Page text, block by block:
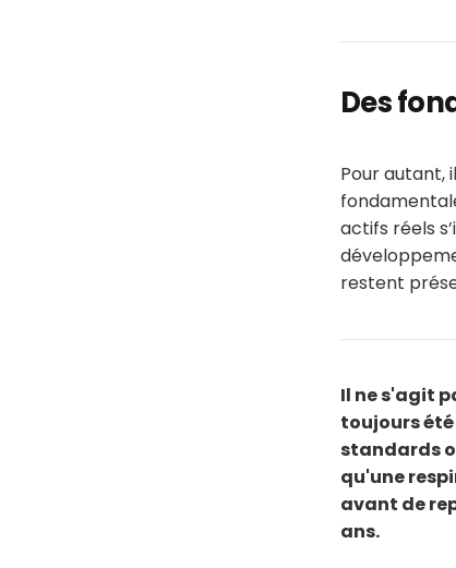
Des
Pour autant,
actifs réels
restent
Il ne s'agit
toujours
standards
qu'une
avant de
ans.